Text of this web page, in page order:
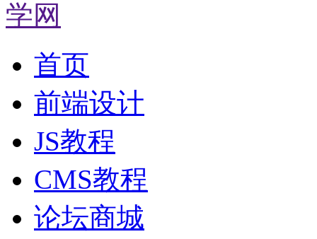
首页
前端设计
JS教程
CMS教程
论坛商城